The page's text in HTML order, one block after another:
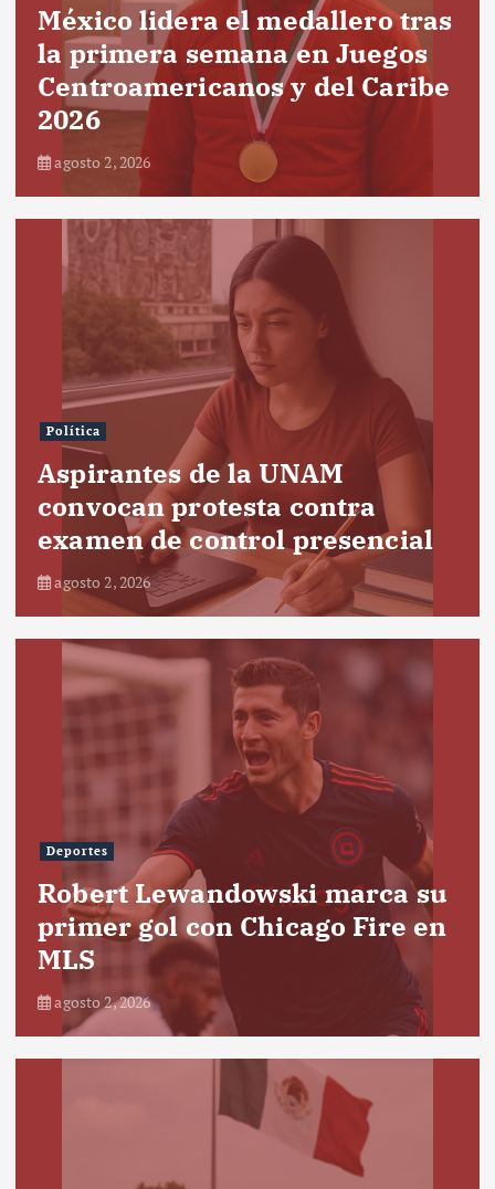
México lidera el medallero tras
la primera semana en Juegos
Centroamericanos y del Caribe
2026
agosto 2, 2026
Política
Aspirantes de la UNAM
convocan protesta contra
examen de control presencial
agosto 2, 2026
Deportes
Robert Lewandowski marca su
primer gol con Chicago Fire en
MLS
agosto 2, 2026